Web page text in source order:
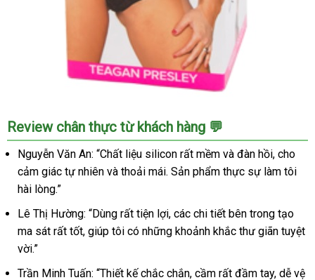
đạo
giả
Fleshlight
Teagan
Presley
chân
thích
mạnh
Review chân thực từ khách hàng 💬
Nguyễn Văn An: “Chất liệu silicon rất mềm và đàn hồi, cho
cảm giác tự nhiên và thoải mái. Sản phẩm thực sự làm tôi
hài lòng.”
Lê Thị Hường: “Dùng rất tiện lợi, các chi tiết bên trong tạo
ma sát rất tốt, giúp tôi có những khoảnh khắc thư giãn tuyệt
vời.”
Trần Minh Tuấn: “Thiết kế chắc chắn, cầm rất đầm tay, dễ vệ